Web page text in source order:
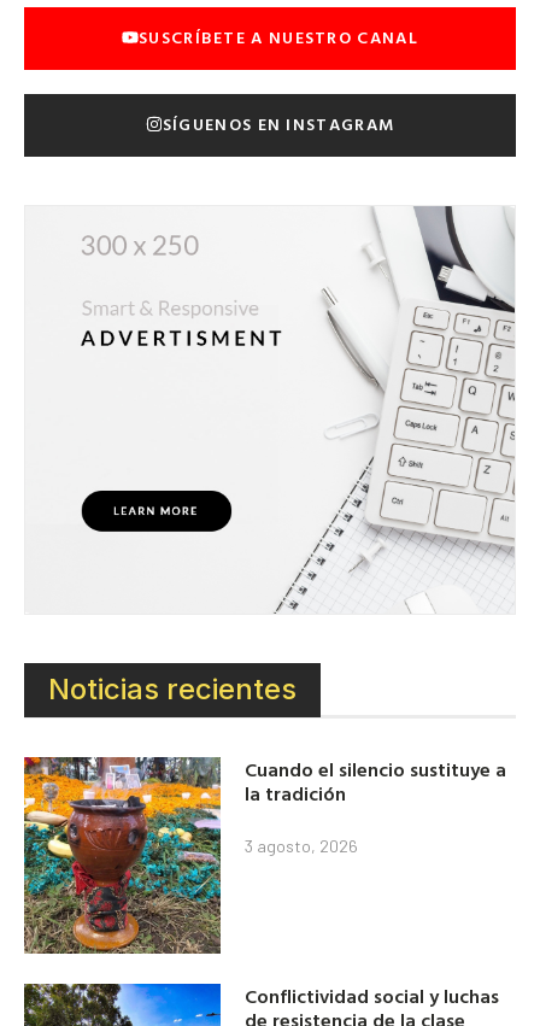
SUSCRÍBETE A NUESTRO CANAL
SÍGUENOS EN INSTAGRAM
Noticias recientes
Cuando el silencio sustituye a
la tradición
3 agosto, 2026
Conflictividad social y luchas
de resistencia de la clase